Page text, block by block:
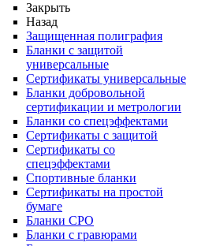
Закрыть
Назад
Защищенная полиграфия
Бланки с защитой
универсальные
Сертификаты универсальные
Бланки добровольной
сертификации и метрологии
Бланки со спецэффектами
Сертификаты с защитой
Сертификаты со
спецэффектами
Спортивные бланки
Cертификаты на простой
бумаге
Бланки СРО
Бланки с гравюрами